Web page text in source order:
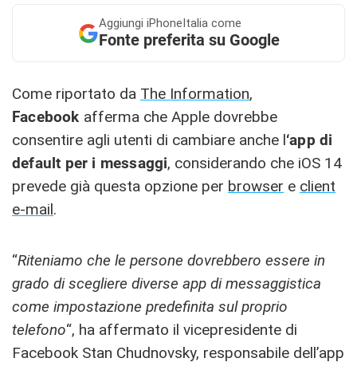
Aggiungi iPhoneItalia come
Fonte preferita su Google
Come riportato da The Information,
Facebook afferma che Apple dovrebbe
consentire agli utenti di cambiare anche l‘app di
default per i messaggi, considerando che iOS 14
prevede già questa opzione per browser e client
e-mail.
“Riteniamo che le persone dovrebbero essere in
grado di scegliere diverse app di messaggistica
come impostazione predefinita sul proprio
telefono“, ha affermato il vicepresidente di
Facebook Stan Chudnovsky, responsabile dell’app